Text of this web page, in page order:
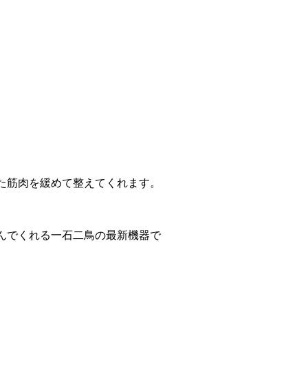
肉を緩めて整えてくれます。
でくれる一石二鳥の最新機器で